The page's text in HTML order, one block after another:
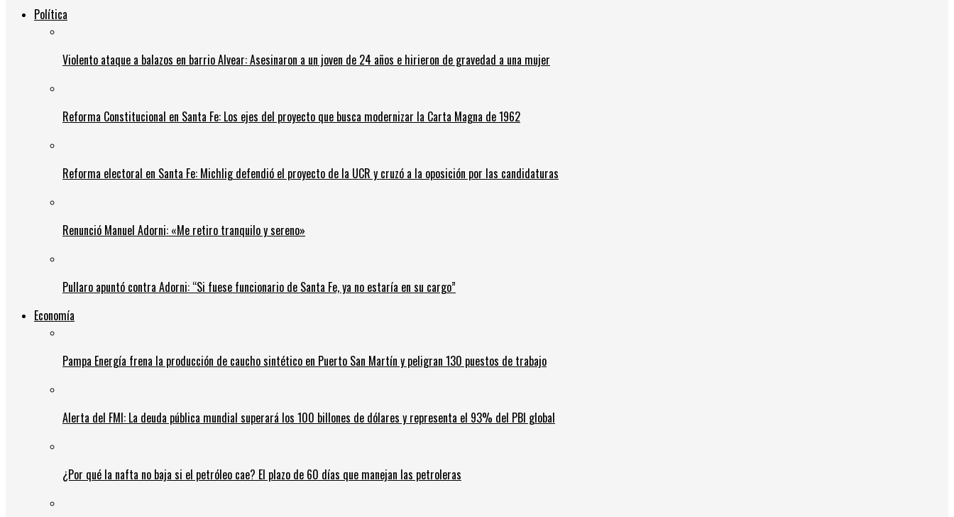
Política
Violento ataque a balazos en barrio Alvear: Asesinaron a un joven de 24 años e hirieron de gravedad a una mujer
Reforma Constitucional en Santa Fe: Los ejes del proyecto que busca modernizar la Carta Magna de 1962
Reforma electoral en Santa Fe: Michlig defendió el proyecto de la UCR y cruzó a la oposición por las candidaturas
Renunció Manuel Adorni: «Me retiro tranquilo y sereno»
Pullaro apuntó contra Adorni: “Si fuese funcionario de Santa Fe, ya no estaría en su cargo”
Economía
Pampa Energía frena la producción de caucho sintético en Puerto San Martín y peligran 130 puestos de trabajo
Alerta del FMI: La deuda pública mundial superará los 100 billones de dólares y representa el 93% del PBI global
¿Por qué la nafta no baja si el petróleo cae? El plazo de 60 días que manejan las petroleras